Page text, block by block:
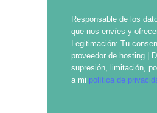
Responsable de los
que nos envíes y
Legitimación: Tu
proveedor de hosting |
supresión, limitación,
a mi política de